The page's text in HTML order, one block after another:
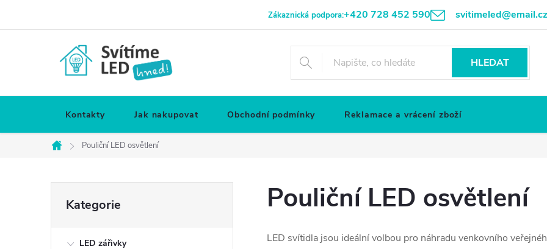
Zákaznická podpora:+420 728 452 590
HLEDAT
Kontakty Jak nakupovat Obchodní podmínky Reklamace a vrácení zboží
Domů
Pouliční LED osvětlení
kategorie
Kategorie
LED zářivky
Pouliční LED osvětlení
LED svítidla jsou ideální volbou pro náhradu venkovního